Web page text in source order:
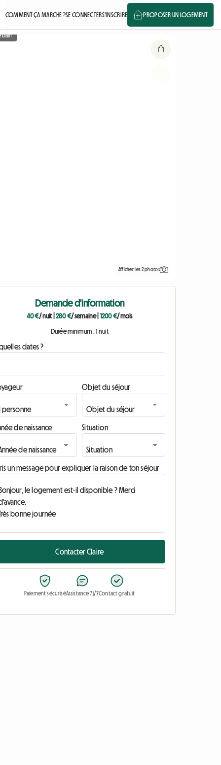
COMMENT ÇA MARCHE ?SE CONNECTERS'INSCRIRE PROPOSER UN LOGEMENT
bain
Afficher les 2 photos
Demande d'information
40 €/ nuit| 280 €/ semaine| 1200 €/ mois
Durée minimum : 1 nuit
dates ?
Objet du séjour
de naissance Situation
un message pour expliquer la raison de ton séjour
Contacter Claire
Paiement sécuriséAssistance 7j/7Contact gratuit